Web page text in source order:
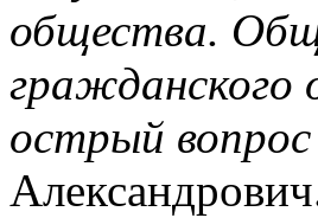
общества.
острый